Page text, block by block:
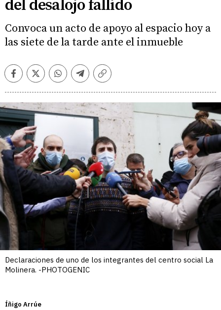
del desalojo fallido
Convoca un acto de apoyo al espacio hoy a
las siete de la tarde ante el inmueble
FacebookTwitterWhatsappTelegramCopiar
Declaraciones de uno de los integrantes del centro social La
Molinera. -PHOTOGENIC
Íñigo Arrúe